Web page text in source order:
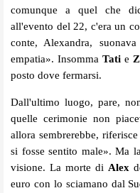
comunque a quel che
all'evento del 22, c'era un
conte, Alexandra,
empatia». InsommaTati e
posto dove fermarsi.
Dall'ultimo luogo, pare,
quelle cerimonie non
allora sembrerebbe,
si fosse sentito male». Ma
visione. La morte di Alex
euro con lo sciamano dal